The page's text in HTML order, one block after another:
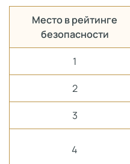
Место в рейтинге
безопасности
1
2
3
4